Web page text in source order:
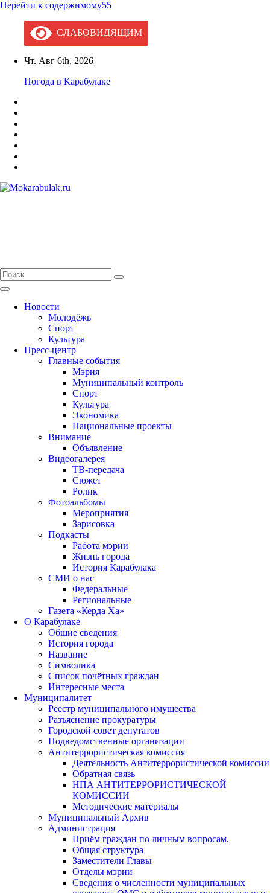
Перейти к содержимому55
СЛАБОВИДЯЩИМ
Чт. Авг 6th, 2026
Погода в Карабулаке
Новости
Молодёжь
Спорт
Культура
Пресс-центр
Главные события
Мэрия
Муниципальный контроль
Спорт
Культура
Экономика
Национальные проекты
Внимание
Объявление
Видеогалерея
ТВ-передача
Сюжет
Ролик
Фотоальбомы
Мероприятия
Зарисовка
Подкасты
Работа мэрии
Жизнь города
История Карабулака
СМИ о нас
Федеральные
Региональные
Газета «Керда Ха»
О Карабулаке
Общие сведения
История города
Название
Символика
Список почётных граждан
Интересные места
Муниципалитет
Реестр муниципального имущества
Разъяснение прокуратуры
Городской совет депутатов
Подведомственные организации
Антитеррористическая комиссия
Деятельность Антитеррористической комиссии
Обратная связь
НПА АНТИТЕРРОРИСТИЧЕСКОЙ
КОМИССИИ
Методические материалы
Муниципальный Архив
Администрация
Приём граждан по личным вопросам.
Общая структура
Заместители Главы
Отделы мэрии
Сведения о численности муниципальных